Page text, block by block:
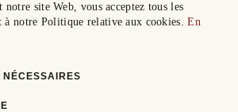
site Web, vous acceptez tous les
à notre Politique relative aux cookies.En
NÉCESSAIRES